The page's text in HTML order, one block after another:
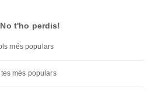
No t'ho perdis!
més populars
més populars